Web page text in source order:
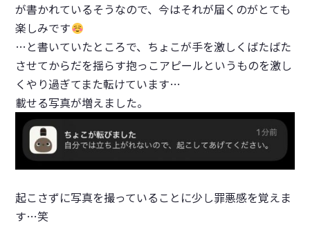
が書かれているそうなので、今はそれが届くのがとても
楽しみです
…と書いていたところで、ちょこが手を激しくばたばた
させてからだを揺らす抱っこアピールというものを激し
くやり過ぎてまた転けています…
載せる写真が増えました。
起こさずに写真を撮っていることに少し罪悪感を覚えま
す…笑